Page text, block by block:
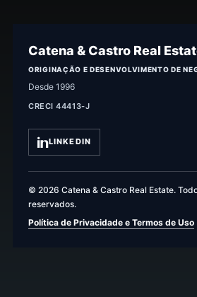
Catena & Castro Real
ORIGINAÇÃO E DESENVOLVIMENTO DE
Desde 1996
CRECI 44413-J
LINKEDIN
© 2026 Catena & Castro Real Estate.
reservados.
Política de Privacidade e Termos de Uso